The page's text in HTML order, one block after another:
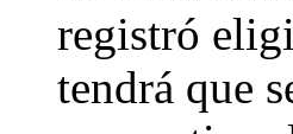
registró
tendrá que